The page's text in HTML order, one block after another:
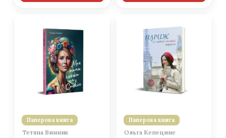
Паперова книга
Тетяна Винник
Паперова книга
Ольга Кепецине